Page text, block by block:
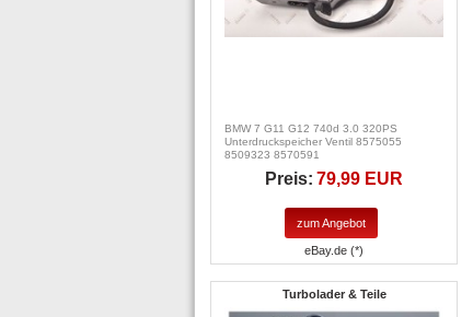
BMW 7 G11 G12 740d 3.0 320PS
Unterdruckspeicher Ventil 8575055
8509323 8570591
Preis: 79,99 EUR
zum Angebot
eBay.de (*)
Turbolader & Teile